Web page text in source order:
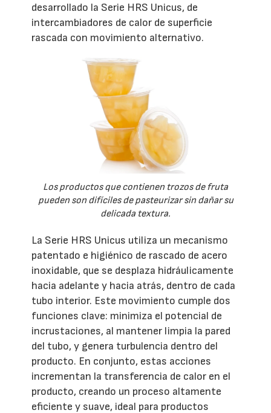
desarrollado la Serie HRS Unicus, de
intercambiadores de calor de superficie
rascada con movimiento alternativo.
Los productos que contienen trozos de fruta
pueden son difíciles de pasteurizar sin dañar su
delicada textura.
La Serie HRS Unicus utiliza un mecanismo
patentado e higiénico de rascado de acero
inoxidable, que se desplaza hidráulicamente
hacia adelante y hacia atrás, dentro de cada
tubo interior. Este movimiento cumple dos
funciones clave: minimiza el potencial de
incrustaciones, al mantener limpia la pared
del tubo, y genera turbulencia dentro del
producto. En conjunto, estas acciones
incrementan la transferencia de calor en el
producto, creando un proceso altamente
eficiente y suave, ideal para productos